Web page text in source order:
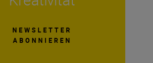
NEWSLETTER
ABONNIEREN